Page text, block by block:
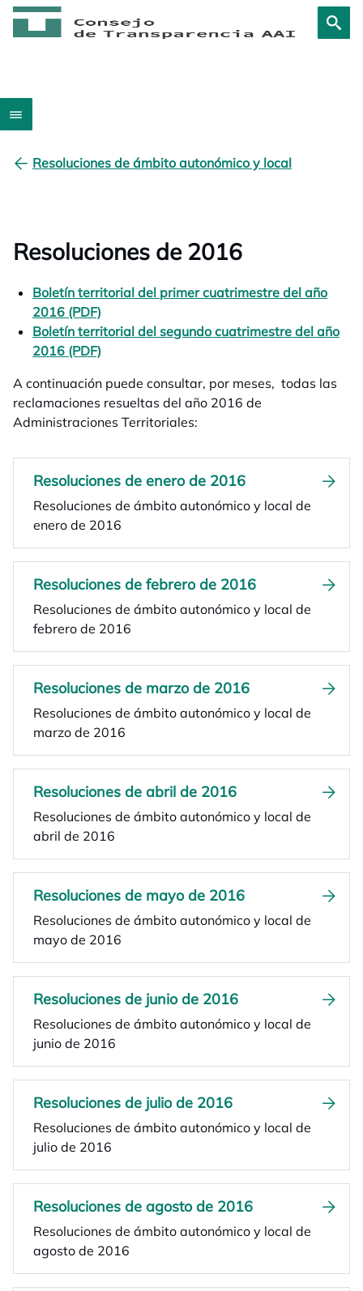
Resoluciones de ámbito autonómico y local
Resoluciones de 2016
Boletín territorial del primer cuatrimestre del año
2016 (PDF)
Boletín territorial del segundo cuatrimestre del año
2016 (PDF)
A continuación puede consultar, por meses, todas las
reclamaciones resueltas del año 2016 de
Administraciones Territoriales:
Resoluciones de enero de 2016
Resoluciones de ámbito autonómico y local de
enero de 2016
Resoluciones de febrero de 2016
Resoluciones de ámbito autonómico y local de
febrero de 2016
Resoluciones de marzo de 2016
Resoluciones de ámbito autonómico y local de
marzo de 2016
Resoluciones de abril de 2016
Resoluciones de ámbito autonómico y local de
abril de 2016
Resoluciones de mayo de 2016
Resoluciones de ámbito autonómico y local de
mayo de 2016
Resoluciones de junio de 2016
Resoluciones de ámbito autonómico y local de
junio de 2016
Resoluciones de julio de 2016
Resoluciones de ámbito autonómico y local de
julio de 2016
Resoluciones de agosto de 2016
Resoluciones de ámbito autonómico y local de
agosto de 2016